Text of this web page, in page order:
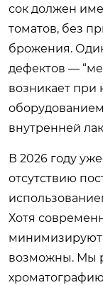
сок должен
томатов, без
брожения.
дефектов —
возникает при
внутренней
В 2026 году
отсутствию
Хотя
минимизируют
возможны. Мы